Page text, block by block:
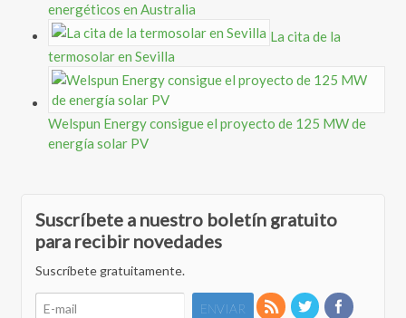
energéticos en Australia
La cita de la
termosolar en Sevilla
Welspun Energy consigue el proyecto de 125 MW de
energía solar PV
Suscríbete a nuestro boletín gratuito
para recibir novedades
Suscríbete gratuitamente.